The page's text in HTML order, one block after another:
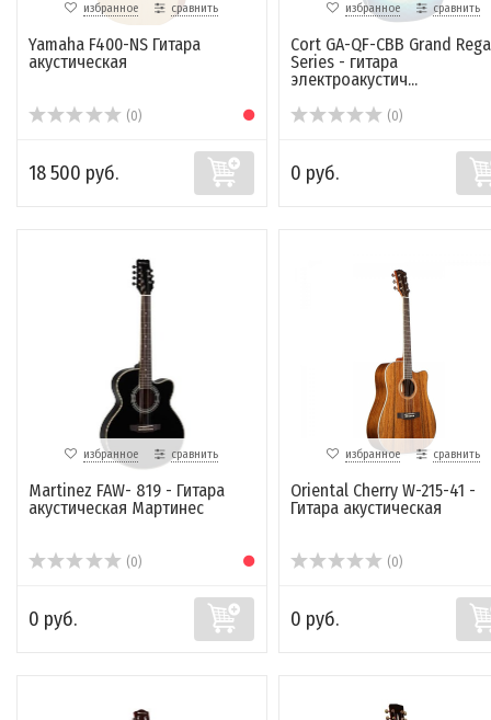
избранное сравнить
Yamaha F400-NS Гитара
акустическая
(0)
18 500 руб.
избранное сравнить
Cort GA-QF-CBB Grand
Series - гитара
электроакустич...
(0)
0 руб.
избранное сравнить
Martinez FAW- 819 - Гитара
акустическая Мартинес
(0)
0 руб.
избранное сравнить
Oriental Cherry W-215-41 -
Гитара акустическая
(0)
0 руб.